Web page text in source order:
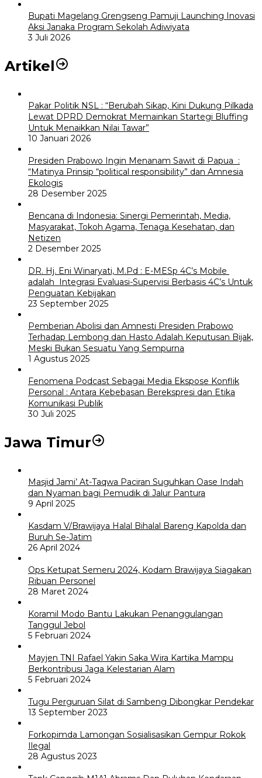
Bupati Magelang Grengseng Pamuji Launching Inovasi
Aksi Janaka Program Sekolah Adiwiyata
3 Juli 2026
Artikel
Pakar Politik NSL : “Berubah Sikap, Kini Dukung Pilkada
Lewat DPRD Demokrat Memainkan Startegi Bluffing
Untuk Menaikkan Nilai Tawar”
10 Januari 2026
Presiden Prabowo Ingin Menanam Sawit di Papua :
“Matinya Prinsip “political responsibility” dan Amnesia
Ekologis
28 Desember 2025
Bencana di Indonesia: Sinergi Pemerintah, Media,
Masyarakat, Tokoh Agama, Tenaga Kesehatan, dan
Netizen
2 Desember 2025
DR. Hj. Eni Winaryati, M.Pd : E-MESp 4C’s Mobile
adalah Integrasi Evaluasi-Supervisi Berbasis 4C’s Untuk
Penguatan Kebijakan
23 September 2025
Pemberian Abolisi dan Amnesti Presiden Prabowo
Terhadap Lembong dan Hasto Adalah Keputusan Bijak,
Meski Bukan Sesuatu Yang Sempurna
1 Agustus 2025
Fenomena Podcast Sebagai Media Ekspose Konflik
Personal : Antara Kebebasan Berekspresi dan Etika
Komunikasi Publik
30 Juli 2025
Jawa Timur
Masjid Jami’ At-Taqwa Paciran Suguhkan Oase Indah
dan Nyaman bagi Pemudik di Jalur Pantura
9 April 2025
Kasdam V/Brawijaya Halal Bihalal Bareng Kapolda dan
Buruh Se-Jatim
26 April 2024
Ops Ketupat Semeru 2024, Kodam Brawijaya Siagakan
Ribuan Personel
28 Maret 2024
Koramil Modo Bantu Lakukan Penanggulangan
Tanggul Jebol
5 Februari 2024
Mayjen TNI Rafael Yakin Saka Wira Kartika Mampu
Berkontribusi Jaga Kelestarian Alam
5 Februari 2024
Tugu Perguruan Silat di Sambeng Dibongkar Pendekar
13 September 2023
Forkopimda Lamongan Sosialisasikan Gempur Rokok
Ilegal
28 Agustus 2023